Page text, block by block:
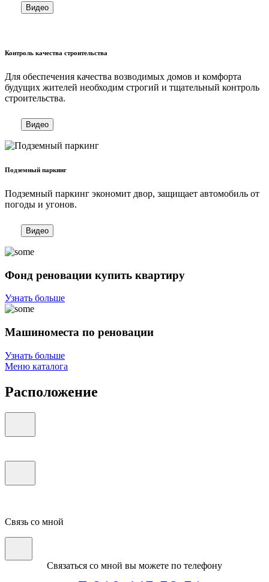
Видео
Контроль качества строительства
Для обеспечения качества возводимых домов и комфорта
будущих жителей необходим строгий и тщательный контроль
строительства.
Видео
Подземный паркинг
Подземный паркинг экономит двор, защищает автомобиль от
погоды и угонов.
Видео
Фонд реновации купить квартиру
Узнать больше
Машиноместа по реновации
Узнать больше
Меню каталога
Расположение
Связь со мной
Связаться со мной вы можете по телефону